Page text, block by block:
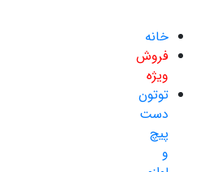
خانه
فروش
ویژه
توتون
دست
پیچ
و